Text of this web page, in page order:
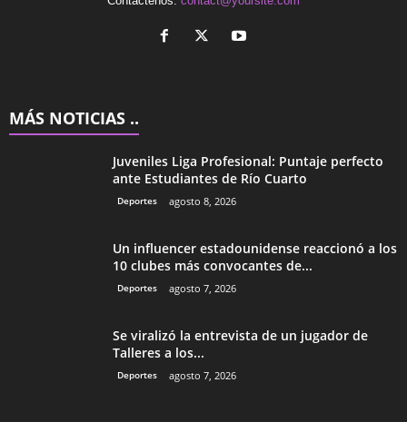
MÁS NOTICIAS ..
Juveniles Liga Profesional: Puntaje perfecto
ante Estudiantes de Río Cuarto
Deportes agosto 8, 2026
Un influencer estadounidense reaccionó a los
10 clubes más convocantes de...
Deportes agosto 7, 2026
Se viralizó la entrevista de un jugador de
Talleres a los...
Deportes agosto 7, 2026